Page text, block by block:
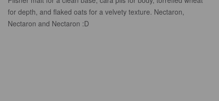
for depth, and flaked oats for a velvety texture. Nectaron,
Nectaron and Nectaron :D